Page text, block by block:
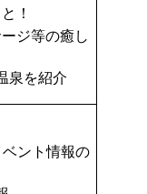
！
ジ等の癒し
泉を紹介
ント情報の